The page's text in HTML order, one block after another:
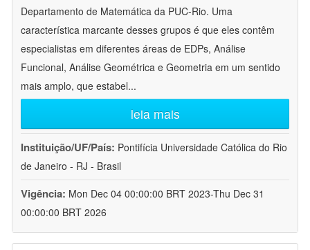
Departamento de Matemática da PUC-Rio. Uma
característica marcante desses grupos é que eles contêm
especialistas em diferentes áreas de EDPs, Análise
Funcional, Análise Geométrica e Geometria em um sentido
mais amplo, que estabel...
leia mais
Instituição/UF/País: Pontifícia Universidade Católica do Rio
de Janeiro - RJ - Brasil
Vigência: Mon Dec 04 00:00:00 BRT 2023-Thu Dec 31
00:00:00 BRT 2026